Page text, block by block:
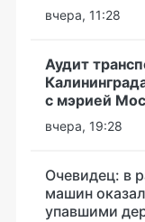
вчера, 11:28
Аудит
с мэрией
вчера, 19:28
Очевидец: в
машин
упавшими